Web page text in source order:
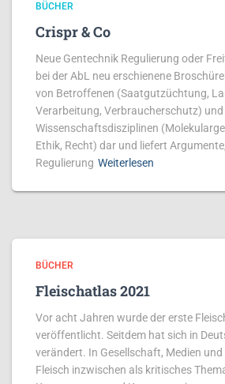
BÜCHER
Crispr & Co
Neue Gentechnik Regulierung oder
bei der AbL neu erschienene
von Betroffenen (Saatgutzüch­tung,
Verarbeitung, Ver­braucher­schutz) und
Wis­sen­­schafts­disziplinen
Ethik, Recht) dar und liefert
Regulierung Weiterlesen
BÜCHER
Fleischatlas 2021
Vor acht Jahren wurde der erste
veröffentlicht. Seitdem hat sich in
verändert. In Gesellschaft, Medien
Fleisch inzwischen als kritisches